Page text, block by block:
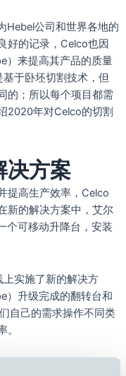
Hebel公司和世界各地的
好的记录，Celco也因
）来提高其产品的质量
于卧坯切割技术，但
的；所以每个项目都需
2020年对Celco的切割
决方案
提高生产效率，Celco
新的解决方案中，艾尔
个可移动升降台，安装
实施了新的解决方
）升级完成的翻转台和
自己的需求操作不同类